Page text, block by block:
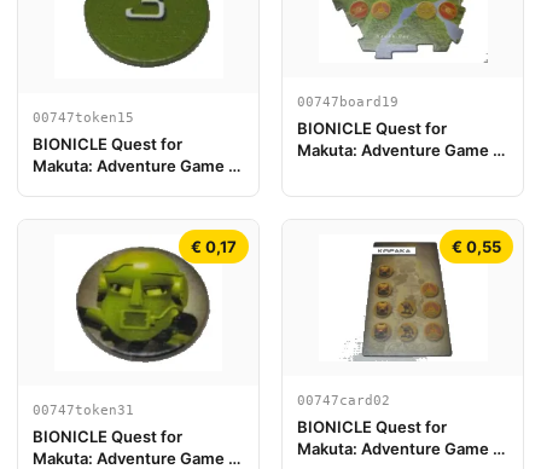
00747token15
BIONICLE Quest for
Makuta: Adventure Game -
00747board19
BIONICLE Quest for
Makuta: Adventure Game -
€ 0,17
00747token31
BIONICLE Quest for
Makuta: Adventure Game -
€ 0,55
00747card02
BIONICLE Quest for
Makuta: Adventure Game -